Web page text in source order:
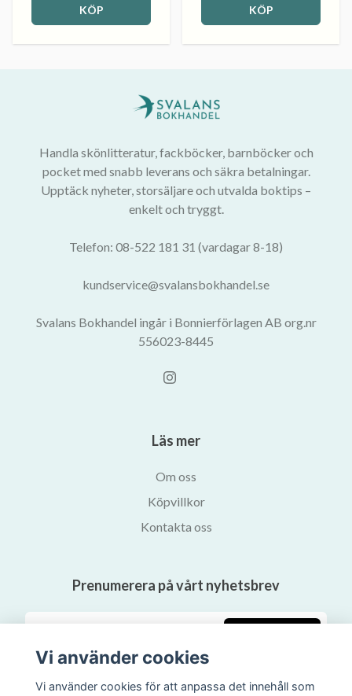
KÖP KÖP
Handla skönlitteratur, fackböcker, barnböcker och
pocket med snabb leverans och säkra betalningar.
Upptäck nyheter, storsäljare och utvalda boktips –
enkelt och tryggt.
Telefon: 08-522 181 31 (vardagar 8-18)
kundservice@svalansbokhandel.se
Svalans Bokhandel ingår i Bonnierförlagen AB org.nr
556023-8445
Läs mer
Om oss
Köpvillkor
Kontakta oss
Prenumerera på vårt nyhetsbrev
Vi använder cookies
Vi använder cookies för att anpassa det innehåll som